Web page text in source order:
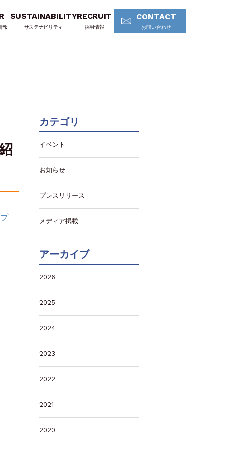
報
SUSTAINABILITY
サステナビリティ
RECRUIT
採用情報
CONTACT
お問い合わせ
カテゴリ
イベント
お知らせ
プレスリリース
メディア掲載
アーカイブ
2026
2025
2024
2023
2022
2021
2020